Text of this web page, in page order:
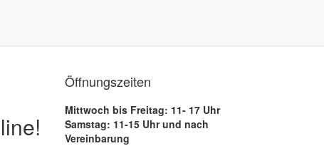
Öffnungszeiten
Mittwoch bis Freitag: 11- 17 Uhr
Samstag: 11-15 Uhr und nach
Vereinbarung